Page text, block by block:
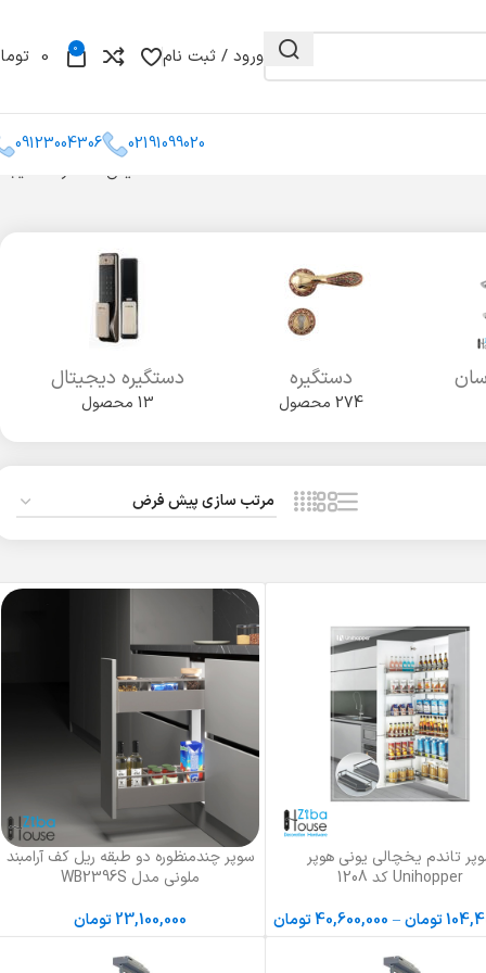
ورود / ثبت نام 0
0
02191099020
09123004306
نمایش 1–12 از 31 نتیجه
دستگیره
274 محصول
دستگیره دیجیتال
13 محصول
ها
تاندم یخچالی یونی هوپر
Unihopper کد 1208
تومان –
40,600,000تومان
انتخاب گزینه ها
سوپر چندمنظوره دو طبقه ریل کف آرامبند
ملونی مدل WB2396S
23,100,000تومان